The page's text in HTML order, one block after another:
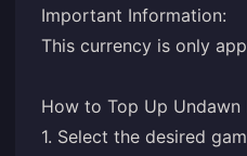
Important Information:
This currency is only
How to Top Up Undawn
1. Select the desired